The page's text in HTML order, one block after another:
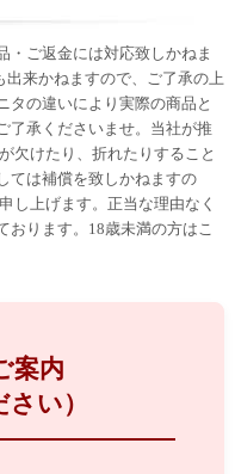
・ご返金には対応致しかねま
来かねますので、ご了承の上
タの違いにより実際の商品と
了承くださいませ。 当社が推
欠けたり、折れたりすること
ては補償を致しかねますの
し上げます。 正当な理由なく
ります。 18歳未満の方はこ
案内
い）